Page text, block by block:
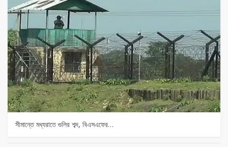
সীমান্তে মধ্যরাতে গুলির শব্দ, বিএসএফের…